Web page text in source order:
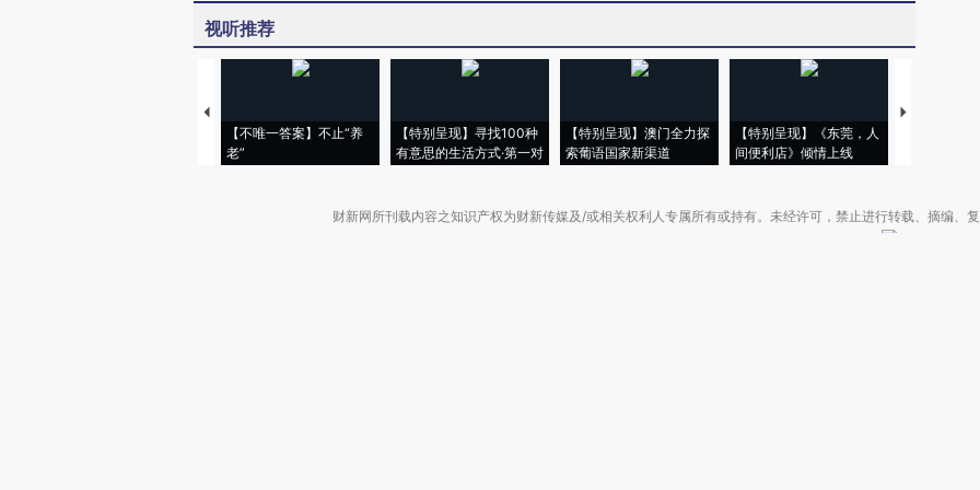
视听推荐
【不唯一答案】不止“养
老”
【特别呈现】寻找100种
有意思的生活方式·第一对
【特别呈现】澳门全力探
索葡语国家新渠道
【特别呈现】《东莞，人
间便利店》倾情上线
【推广】走
财新网所刊载内容之知识产权为财新传媒及/或相关权利人专属所有或持有。未经许可，禁止进行转载、摘编、复